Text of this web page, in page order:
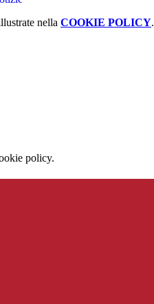
nella COOKIE POLICY.
policy.